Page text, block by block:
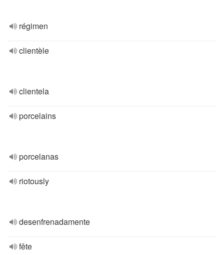
régimen
clientèle
clientela
porcelains
porcelanas
riotously
desenfrenadamente
fête